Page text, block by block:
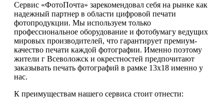
Сервис «ФотоПочта» зарекомендовал себя на рынке как
надежный партнер в области цифровой печати
фотопродукции. Мы используем только
профессиональное оборудование и фотобумагу ведущих
мировых производителей, что гарантирует премиум-
качество печати каждой фотографии. Именно поэтому
жители г Всеволожск и окрестностей предпочитают
заказывать печать фотографий в рамке 13х18 именно у
нас.
К преимуществам нашего сервиса стоит отнести: